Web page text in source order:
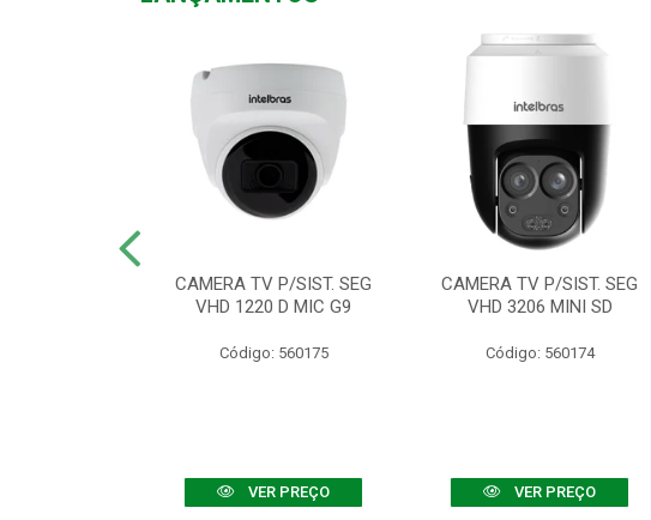
CAMERA TV P/SIST. SEG
VHD 1220 D MIC G9
Código: 560175
VER PREÇO
CAMERA TV P/SIST. SEG
VHD 3206 MINI SD
Código: 560174
VER PREÇO